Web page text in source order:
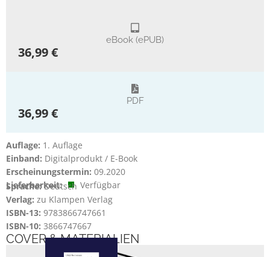
eBook (ePUB)
36,99 €
PDF
36,99 €
Auflage: 1. Auflage
Einband: Digitalprodukt / E-Book
Erscheinungstermin: 09.2020
Lieferbarkeit:
Verfügbar
Sprache:Deutsch
Verlag: zu Klampen Verlag
ISBN-13: 9783866747661
ISBN-10: 3866747667
COVER & MATERIALIEN